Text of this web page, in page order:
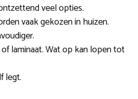
veel opties.
vaak gekozen in huizen.
laminaat. Wat op kan lopen tot
legt.